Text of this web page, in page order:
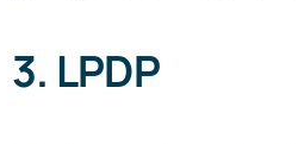
3. LPDP